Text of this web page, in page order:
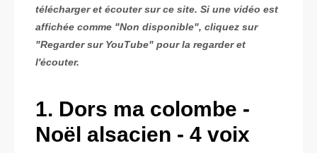
télécharger et écouter sur ce site. Si une vidéo est
affichée comme "Non disponible", cliquez sur
"Regarder sur YouTube" pour la regarder et
l'écouter.
1. Dors ma colombe -
Noël alsacien - 4 voix